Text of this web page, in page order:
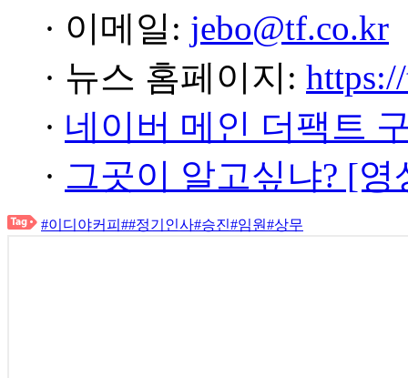
· 이메일: jebo@tf.co.kr
· 뉴스 홈페이지:
· 네이버 메인 더팩트
· 그곳이 알고싶냐? [
#이디야커피 ##정기인사#승진#임원#상무